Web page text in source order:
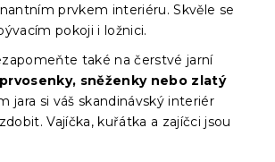
prvkem interiéru. Skvěle se
pokoji i ložnici.
také na čerstvé jarní
prvosenky, sněženky nebo zlatý
jara si váš skandinávský interiér
Vajíčka, kuřátka a zajíčci jsou